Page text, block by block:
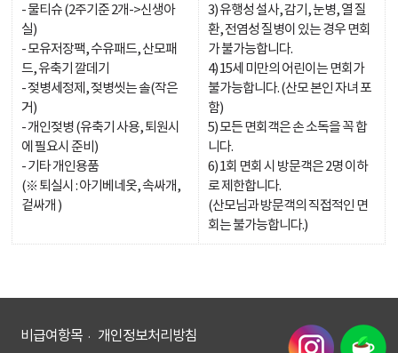
- 물티슈 (2주기준 2개->신생아
실)
- 모유저장팩, 수유패드, 산모패
드, 유축기 깔데기
- 젖병세정제, 젖병씻는 솔(작은
거)
- 개인젖병 (유축기 사용, 퇴원시
에 필요시 준비)
- 기타 개인용품
(※ 퇴실시 : 아기베네옷, 속싸개,
겉싸개 )
3) 유행성 설사, 감기, 눈병, 열 질
환, 전염성 질병이 있는 경우 면회
가 불가능합니다.
4) 15세 미만의 어린이는 면회가
불가능합니다. (산모 본인 자녀 포
함)
5) 모든 면회객은 손 소독을 꼭 합
니다.
6) 1회 면회 시 방문객은 2명 이하
로 제한합니다.
(산모님과 방문객의 직접적인 면
회는 불가능합니다.)
비급여항목 개인정보처리방침